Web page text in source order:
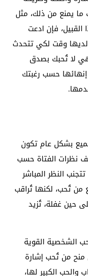
يمنع من ذلك، مثل
فإن ادعت
وقت لكي تتحدث
لا تُحبك بصدق
حسب رغبتك
بشكل عام تكون
نظرات الفتاة حسب
النظر المباشر
تُحب، لكنها تُراقب
حين غفلة، تُزيد
الشخصية القوية
منح من تُحب إشارة
والحب الكبير لها،